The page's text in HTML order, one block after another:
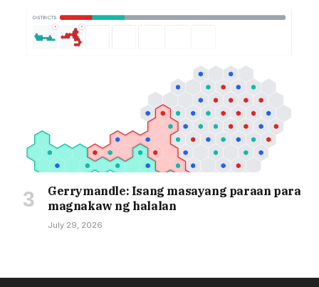
Gerrymandle: Isang masayang paraan para
magnakaw ng halalan
July 29, 2026